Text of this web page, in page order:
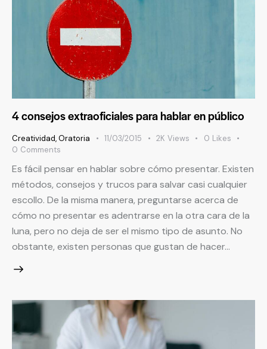
4 consejos extraoficiales para hablar en público
Creatividad,Oratoria 11/03/2015 2K Views 0 Likes
0 Comments
Es fácil pensar en hablar sobre cómo presentar. Existen
métodos, consejos y trucos para salvar casi cualquier
escollo. De la misma manera, preguntarse acerca de
cómo no presentar es adentrarse en la otra cara de la
luna, pero no deja de ser el mismo tipo de asunto. No
obstante, existen personas que gustan de hacer…